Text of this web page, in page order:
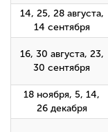
14, 25, 28 августа,
14 сентября
16, 30 августа, 23,
30 сентября
18 ноября, 5, 14,
26 декабря